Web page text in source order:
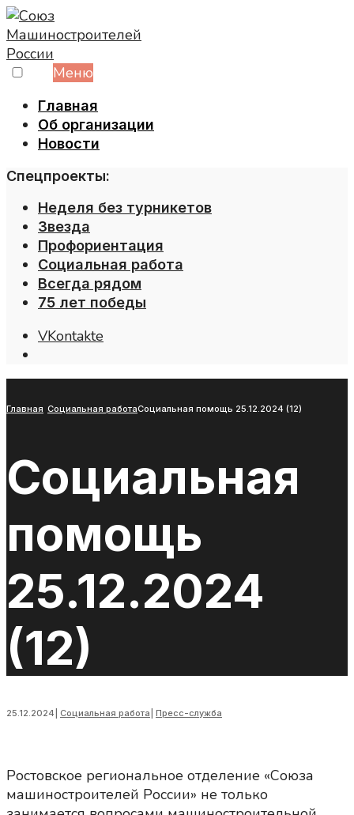
Skip
to
content
Меню
Главная
Об организации
Новости
Спецпроекты:
Неделя без турникетов
Звезда
Профориентация
Социальная работа
Всегда рядом
75 лет победы
VKontakte
Главная Социальная работаСоциальная помощь 25.12.2024 (12)
Социальная
помощь
25.12.2024
(12)
25.12.2024 Социальная работа Пресс-служба
Ростовское региональное отделение «Союза
машиностроителей России» не только